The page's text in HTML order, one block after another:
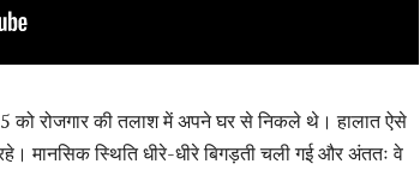
को रोजगार की तलाश में अपने घर से निकले थे। हालात ऐसे
स्थिति धीरे-धीरे बिगड़ती चली गई और अंततः वे